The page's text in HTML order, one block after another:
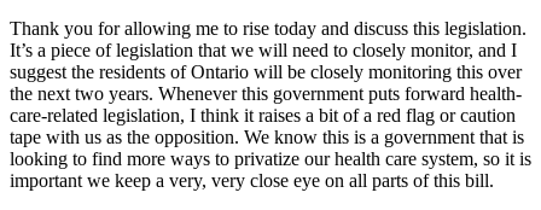
Thank you for allowing me to rise today and discuss this legislation.
It’s a piece of legislation that we will need to closely monitor, and I
suggest the residents of Ontario will be closely monitoring this over
the next two years. Whenever this government puts forward health-
care-related legislation, I think it raises a bit of a red flag or caution
tape with us as the opposition. We know this is a government that is
looking to find more ways to privatize our health care system, so it is
important we keep a very, very close eye on all parts of this bill.